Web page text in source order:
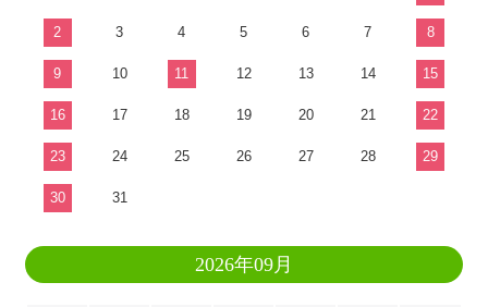
2 3 4 5 6 7 8
9 10 11 12 13 14 15
16 17 18 19 20 21 22
23 24 25 26 27 28 29
30 31
2026年09月